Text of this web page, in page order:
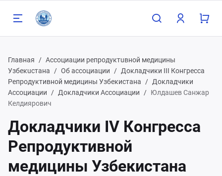
Назад
90 808 93 81
91 785 00 56
Главная
Ассоциации репродуктuвной медицины
Узбекuстана
Об ассоциации
Докладчики III Конгресса
Репродуктивной медицины Узбекистана
Докладчики
Ассоциации
Докладчики Ассоциации
Юлдашев Санжар
Келдиярович
Докладчики IV Конгресса
Репродуктивной
медицины Узбекистана